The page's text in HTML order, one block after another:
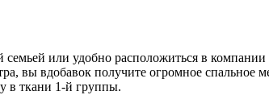
или удобно расположиться в
вы вдобавок получите огромное спальное
в ткани 1-й группы.